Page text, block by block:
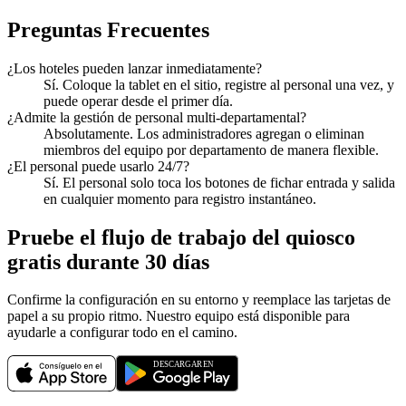
Preguntas Frecuentes
¿Los hoteles pueden lanzar inmediatamente?
Sí. Coloque la tablet en el sitio, registre al personal una vez, y
puede operar desde el primer día.
¿Admite la gestión de personal multi-departamental?
Absolutamente. Los administradores agregan o eliminan
miembros del equipo por departamento de manera flexible.
¿El personal puede usarlo 24/7?
Sí. El personal solo toca los botones de fichar entrada y salida
en cualquier momento para registro instantáneo.
Pruebe el flujo de trabajo del quiosco
gratis durante 30 días
Confirme la configuración en su entorno y reemplace las tarjetas de
papel a su propio ritmo. Nuestro equipo está disponible para
ayudarle a configurar todo en el camino.